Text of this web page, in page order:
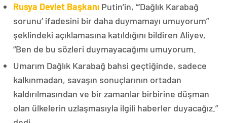
Rusya Devlet Başkanı Putin’in, “‘Dağlık Karabağ
sorunu’ ifadesini bir daha duymamayı umuyorum”
şeklindeki açıklamasına katıldığını bildiren Aliyev,
“Ben de bu sözleri duymayacağımı umuyorum.
Umarım Dağlık Karabağ bahsi geçtiğinde, sadece
kalkınmadan, savaşın sonuçlarının ortadan
kaldırılmasından ve bir zamanlar birbirine düşman
olan ülkelerin uzlaşmasıyla ilgili haberler duyacağız.”